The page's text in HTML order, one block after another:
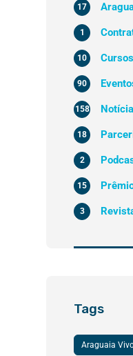
17
1
Cursos
10
90
158
18
2
15
3
Tags
Araguaia